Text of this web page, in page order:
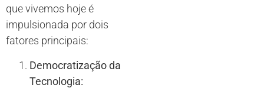
que vivemos hoje é
impulsionada por dois
fatores principais:
Democratização da
Tecnologia: